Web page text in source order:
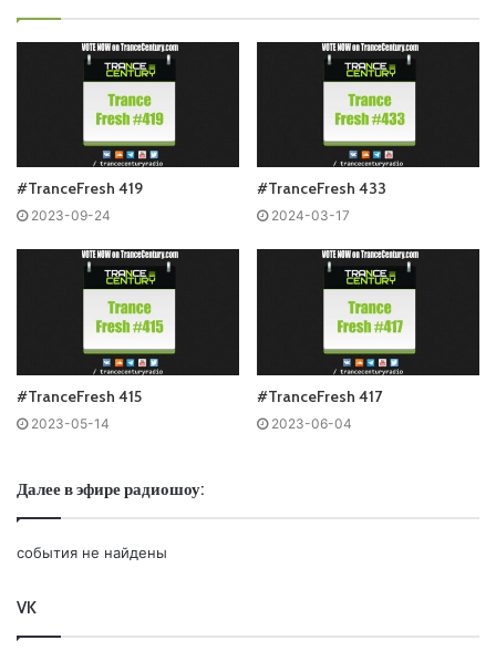
Понравился выпуск?
#TranceFresh 419
2023-09-24
#TranceFresh 433
2024-03-17
#TranceFresh 415
2023-05-14
#TranceFresh 417
2023-06-04
Далее в эфире радиошоу:
события не найдены
VK